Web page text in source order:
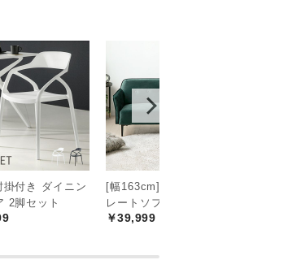
トしつつ、身体を優
掛付き ダイニン
2脚セット
[幅163cm] 2人掛けスト
レートソファ ベロア生地
￥39,999